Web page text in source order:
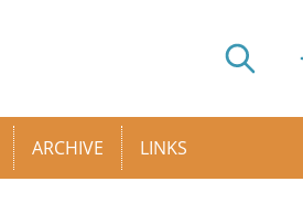
ARCHIVE LINKS